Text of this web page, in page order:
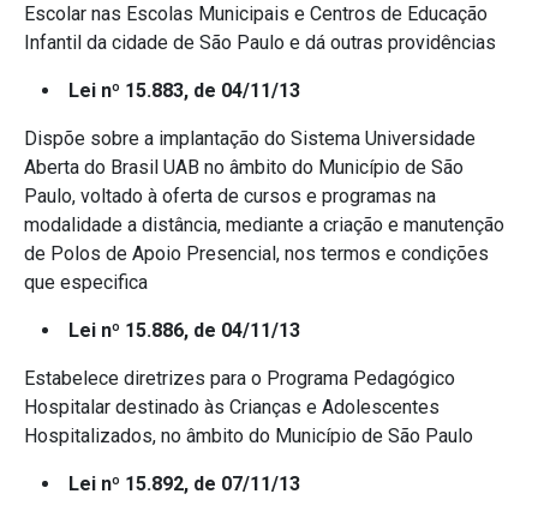
Escolar nas Escolas Municipais e Centros de Educação
Infantil da cidade de São Paulo e dá outras providências
Lei nº 15.883, de 04/11/13
Dispõe sobre a implantação do Sistema Universidade
Aberta do Brasil UAB no âmbito do Município de São
Paulo, voltado à oferta de cursos e programas na
modalidade a distância, mediante a criação e manutenção
de Polos de Apoio Presencial, nos termos e condições
que especifica
Lei nº 15.886, de 04/11/13
Estabelece diretrizes para o Programa Pedagógico
Hospitalar destinado às Crianças e Adolescentes
Hospitalizados, no âmbito do Município de São Paulo
Lei nº 15.892, de 07/11/13